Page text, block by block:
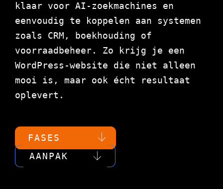
klaar voor AI-zoekmachines en
eenvoudig te koppelen aan systemen
zoals CRM, boekhouding of
voorraadbeheer. Zo krijg je een
WordPress-website die niet alleen
mooi is, maar ook écht resultaat
oplevert.
FASES
AANPAK